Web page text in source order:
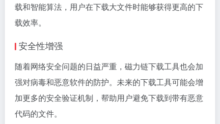
载和智能算法，用户在下载大文件时能够获得更高的下
载效率。
安全性增强
随着网络安全问题的日益严重，磁力链下载工具也会加
强对病毒和恶意软件的防护。未来的下载工具可能会增
加更多的安全验证机制，帮助用户避免下载到带有恶意
代码的文件。